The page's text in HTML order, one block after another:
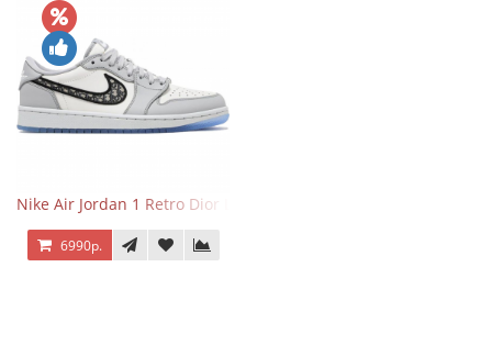
Nike Air Jordan 1 Retro Dior Low
6990р.